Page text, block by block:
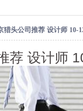
猎头公司推荐 设计师 10-
荐 设计师